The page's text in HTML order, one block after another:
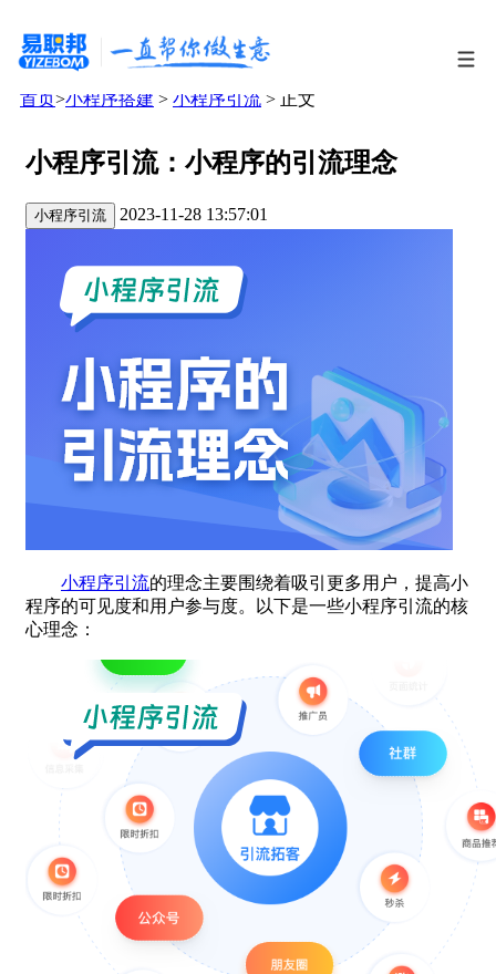
首页>小程序搭建 > 小程序引流 > 正文
小程序引流：小程序的引流理念
小程序引流 2023-11-28 13:57:01
小程序引流的理念主要围绕着吸引更多用户，提高小
程序的可见度和用户参与度。以下是一些小程序引流的核
心理念：